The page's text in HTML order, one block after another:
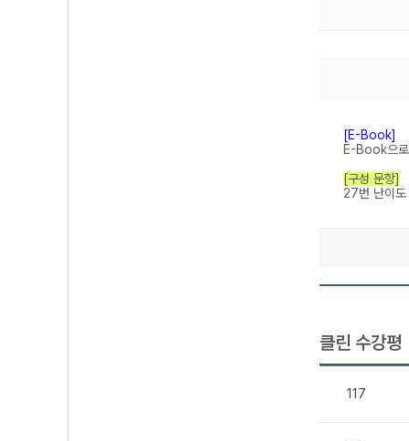
[E-Book]
E-Book으로
[구성 문항]
27번 난이
클린 수강평
117